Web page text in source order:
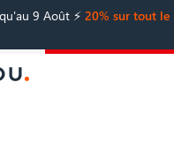
9 Août ⚡️ 20% sur tout le
Vaudou :